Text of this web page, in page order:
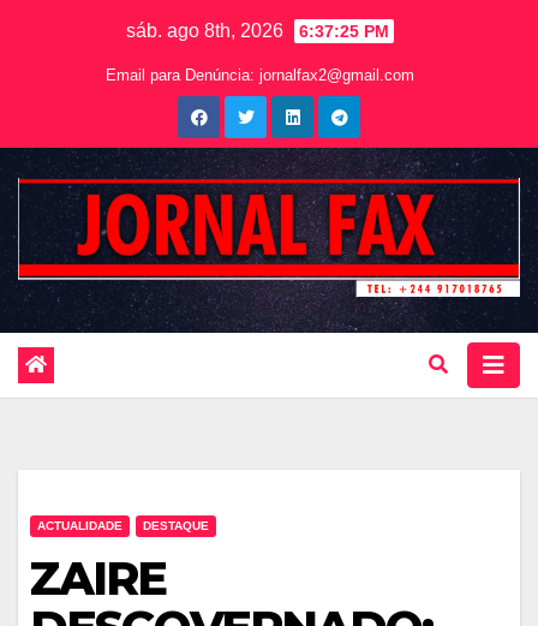
sáb. ago 8th, 2026 6:37:26 PM
Email para Denúncia: jornalfax2@gmail.com
ACTUALIDADE DESTAQUE
ZAIRE